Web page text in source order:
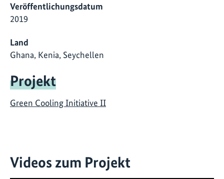
Veröffentlichungsdatum
2019
Land
Ghana, Kenia, Seychellen
Projekt
Green Cooling Initiative II
Videos zum Projekt